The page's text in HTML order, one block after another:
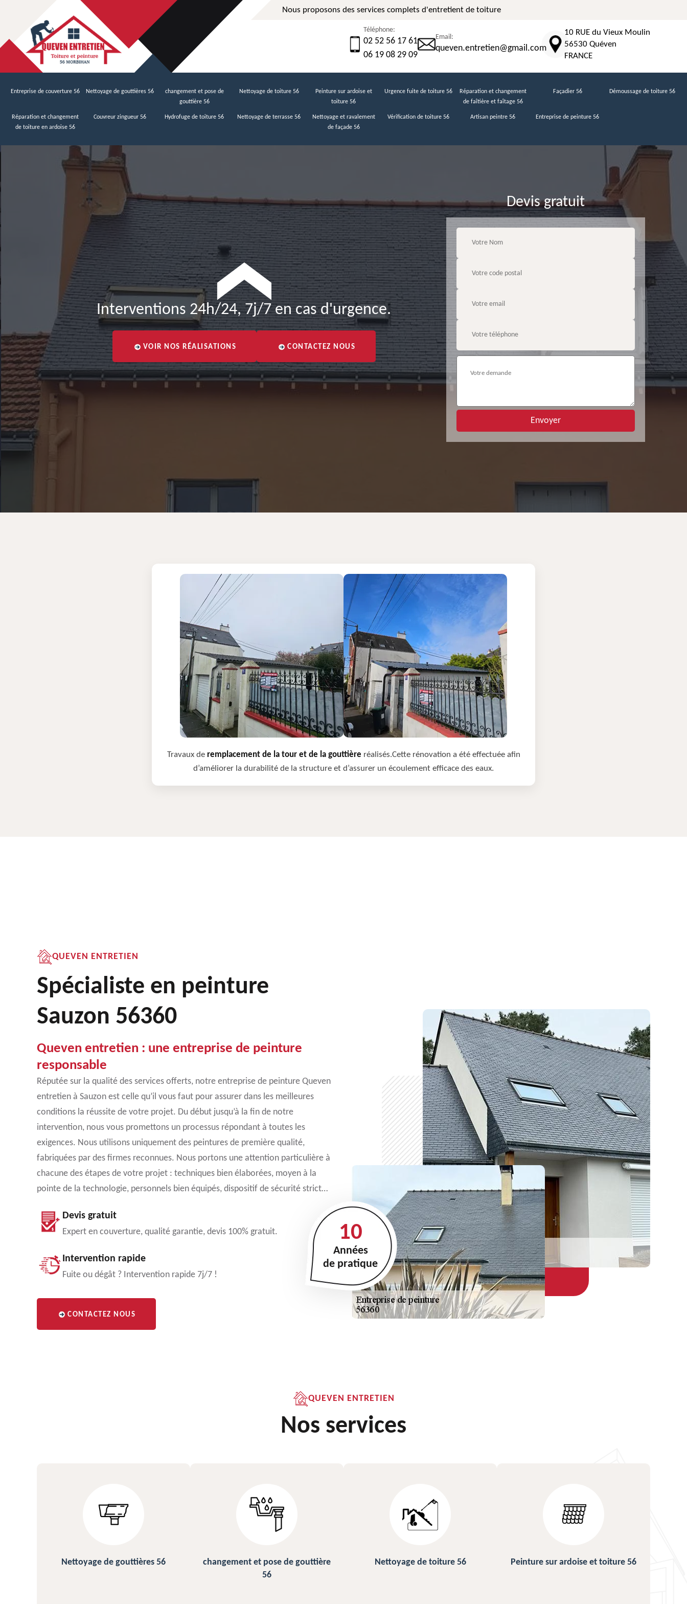
Nous proposons des services complets d'entretient de toiture
Téléphone:
02 52 56 17 61
06 19 08 29 09
Email:
queven.entretien@gmail.com
10 RUE du Vieux Moulin
56530 Quéven
FRANCE
Entreprise de couverture 56 Nettoyage de gouttières 56
changement et pose de
gouttière 56
Nettoyage de toiture 56
Peinture sur ardoise et
toiture 56
Urgence fuite de toiture 56
Réparation et changement
de faîtière et faîtage 56
Façadier 56 Démoussage de toiture 56
Réparation et changement
de toiture en ardoise 56
Couvreur zingueur 56 Hydrofuge de toiture 56 Nettoyage de terrasse 56
Nettoyage et ravalement
de façade 56
Vérification de toiture 56 Artisan peintre 56 Entreprise de peinture 56
Interventions 24h/24, 7j/7 en cas d'urgence.
VOIR NOS RÉALISATIONS CONTACTEZ NOUS
Devis gratuit
Travaux de remplacement de la tour et de la gouttière réalisés.Cette rénovation a été effectuée afin
d’améliorer la durabilité de la structure et d’assurer un écoulement efficace des eaux.
QUEVEN ENTRETIEN
Spécialiste en peinture
Sauzon 56360
Queven entretien : une entreprise de peinture
responsable
Réputée sur la qualité des services offerts, notre entreprise de peinture Queven
entretien à Sauzon est celle qu’il vous faut pour assurer dans les meilleures
conditions la réussite de votre projet. Du début jusqu’à la fin de notre
intervention, nous vous promettons un processus répondant à toutes les
exigences. Nous utilisons uniquement des peintures de première qualité,
fabriquées par des firmes reconnues. Nous portons une attention particulière à
chacune des étapes de votre projet : techniques bien élaborées, moyen à la
pointe de la technologie, personnels bien équipés, dispositif de sécurité strict…
Devis gratuit
Expert en couverture, qualité garantie, devis 100% gratuit.
Intervention rapide
Fuite ou dégât ? Intervention rapide 7j/7 !
CONTACTEZ NOUS
10
Années
de pratique
QUEVEN ENTRETIEN
Nos services
changement et pose de gouttière
Nettoyage de toiture 56 Peinture sur ardoise et toiture 56 Urgence fuite de toiture 56